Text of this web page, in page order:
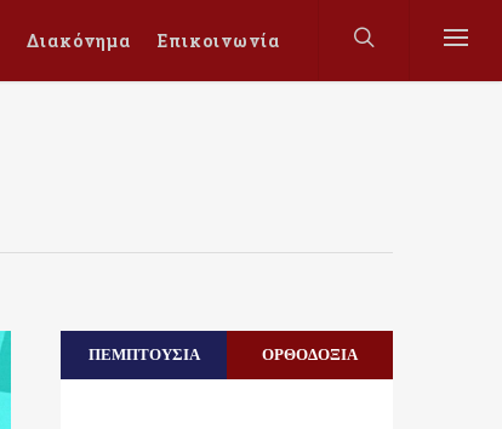
Διακόνημα Επικοινωνία
ΠΕΜΠΤΟΥΣΙΑ ΟΡΘΟΔΟΞΙΑ